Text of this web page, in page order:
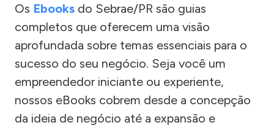
Os Ebooks do Sebrae/PR são guias
completos que oferecem uma visão
aprofundada sobre temas essenciais para o
sucesso do seu negócio. Seja você um
empreendedor iniciante ou experiente,
nossos eBooks cobrem desde a concepção
da ideia de negócio até a expansão e